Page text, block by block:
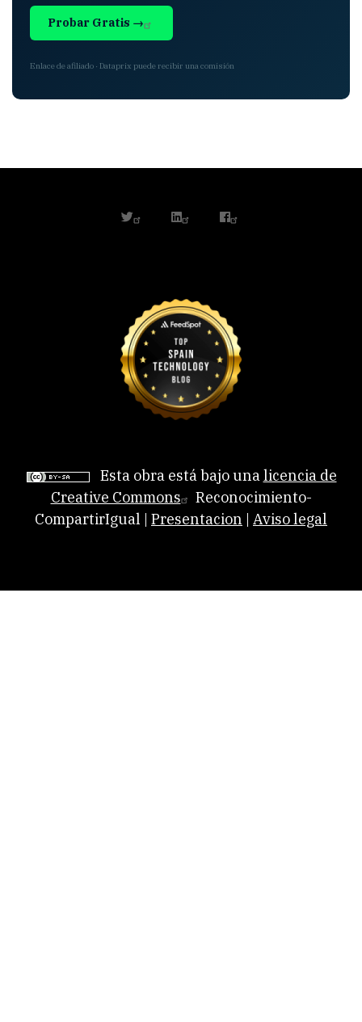
Probar Gratis →
Enlace de afiliado · Dataprix puede recibir una comisión
twitterlinkedinfacebook
Esta obra está bajo unalicencia de
Creative Commons
Reconocimiento-
CompartirIgual | Presentacion | Aviso legal